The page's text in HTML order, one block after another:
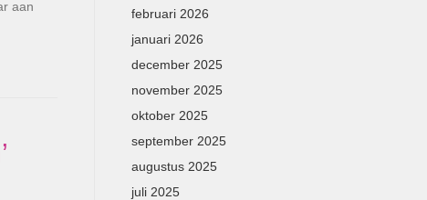
aan
februari 2026
januari 2026
december 2025
november 2025
oktober 2025
september 2025
augustus 2025
juli 2025